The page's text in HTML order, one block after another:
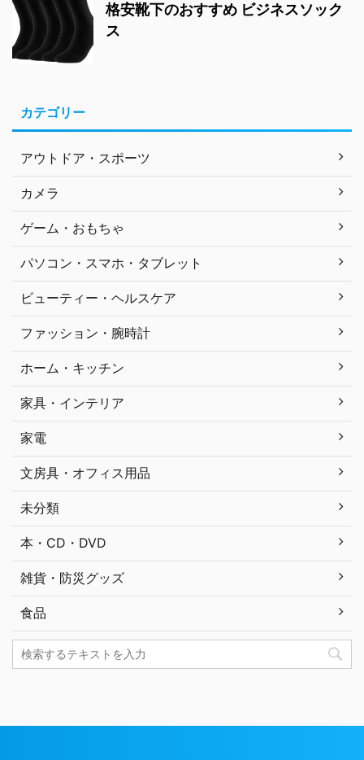
格安靴下のおすすめ ビジネスソック
ス
カテゴリー
アウトドア・スポーツ
カメラ
ゲーム・おもちゃ
パソコン・スマホ・タブレット
ビューティー・ヘルスケア
ファッション・腕時計
ホーム・キッチン
家具・インテリア
家電
文房具・オフィス用品
未分類
本・CD・DVD
雑貨・防災グッズ
食品